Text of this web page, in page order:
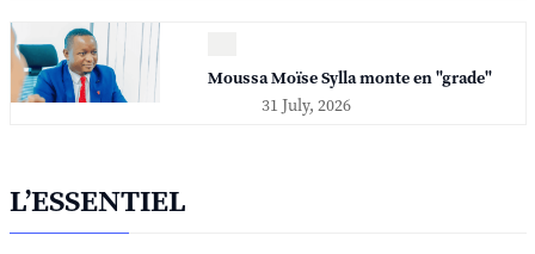
Moussa Moïse Sylla monte en "grade"
31 July, 2026
L’ESSENTIEL